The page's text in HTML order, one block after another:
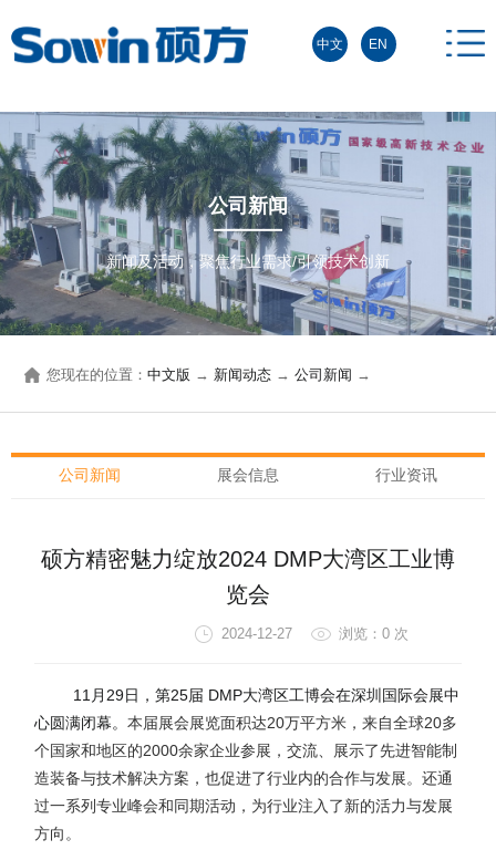
中文 EN
公司新闻
新闻及活动，聚焦行业需求/引领技术创新
您现在的位置：中文版 → 新闻动态 →公司新闻 →
公司新闻 展会信息 行业资讯
硕方精密魅力绽放2024 DMP大湾区工业博
览会
2024-12-27 浏览： 0次
11 月 29日，第25届 DMP大湾区工博会在深圳国际会展中
心圆满闭幕。本届展会展览面积达20万平方米，来自全球20多
个国家和地区的2000余家企业参展，交流、展示了先进智能制
造装备与技术解决方案，也促进了行业内的合作与发展。还通
过一系列专业峰会和同期活动，为行业注入了新的活力与发展
方向。